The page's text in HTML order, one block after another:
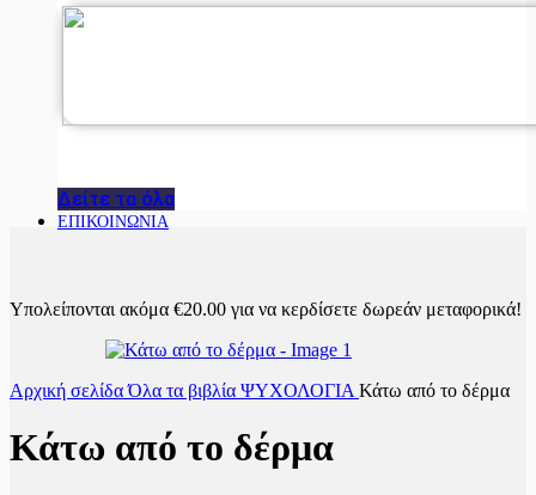
Δείτε τα όλα
ΕΠΙΚΟΙΝΩΝΙΑ
Υπολείπονται ακόμα €20.00 για να κερδίσετε δωρεάν μεταφορικά!
Αρχική σελίδαΌλα τα βιβλία ΨΥΧΟΛΟΓΙΑ Κάτω από το δέρμα
Κάτω από το δέρμα